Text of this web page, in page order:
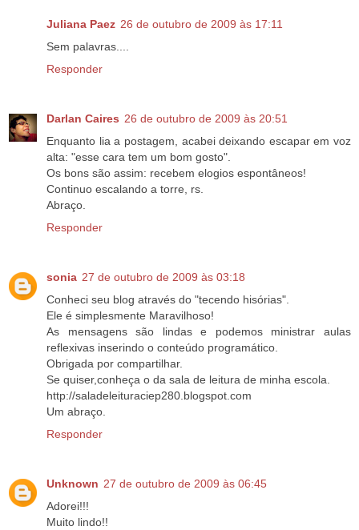
Juliana Paez 26 de outubro de 2009 às 17:11
Sem palavras....
Responder
Darlan Caires 26 de outubro de 2009 às 20:51
Enquanto lia a postagem, acabei deixando escapar em voz
alta: "esse cara tem um bom gosto".
Os bons são assim: recebem elogios espontâneos!
Continuo escalando a torre, rs.
Abraço.
Responder
sonia 27 de outubro de 2009 às 03:18
Conheci seu blog através do "tecendo hisórias".
Ele é simplesmente Maravilhoso!
As mensagens são lindas e podemos ministrar aulas
reflexivas inserindo o conteúdo programático.
Obrigada por compartilhar.
Se quiser,conheça o da sala de leitura de minha escola.
http://saladeleituraciep280.blogspot.com
Um abraço.
Responder
Unknown 27 de outubro de 2009 às 06:45
Adorei!!!
Muito lindo!!